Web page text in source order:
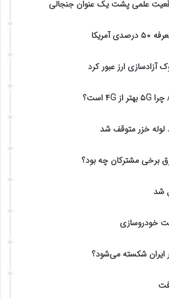
علمی پشت یک عنوان جنجالی
ارز عبور کرد
خزر متوقف شد
برخی مشترکان چه بود؟
شد
خودروسازی
شکسته می‌شود؟